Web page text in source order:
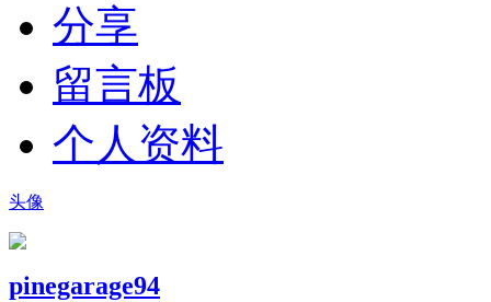
分享
留言板
个人资料
头像
pinegarage94